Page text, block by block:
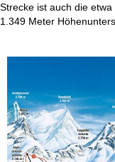
Strecke ist auch die
1.349 Meter